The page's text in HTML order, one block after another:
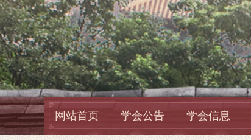
网站首页 学会公告 学会信息